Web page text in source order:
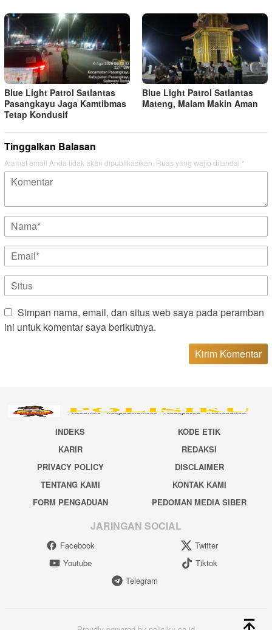
Blue Light Patrol Satlantas
Pasangkayu Jaga Kamtibmas
Tetap Kondusif
Blue Light Patrol Satlantas
Mateng, Malam Makin Aman
Tinggalkan Balasan
Alamat email Anda tidak akan dipublikasikan. Ruas yang wajib ditandai *
Simpan nama, email, dan situs web saya pada peramban
ini untuk komentar saya berikutnya.
INDEKS
KODE ETIK
KARIR
REDAKSI
PRIVACY POLICY
DISCLAIMER
TENTANG KAMI
KONTAK KAMI
FORM PENGADUAN
PEDOMAN MEDIA SIBER
JARINGAN SOCIAL
Facebook
Twitter
Youtube
Tiktok
Telegram